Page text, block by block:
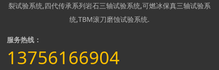
裂试验系统,四代传承系列岩石三轴试验系统,可燃冰保真三轴试验系
统,TBM滚刀磨蚀试验系统.
服务热线 ：
13756166904